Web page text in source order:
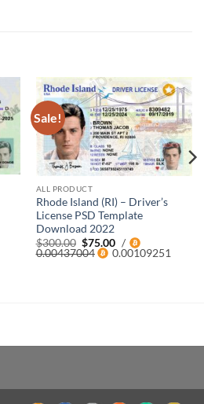
Sale!
ALL PRODUCT
Rhode Island (RI) – Driver’s
License PSD Template
Download 2022
$300.00 Original
price
was:
$75.00Current
price
/
0.00437004
0.00109251